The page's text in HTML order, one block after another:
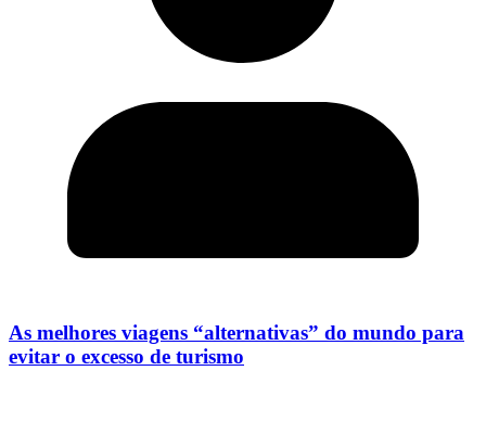
As melhores viagens “alternativas” do mundo para
evitar o excesso de turismo